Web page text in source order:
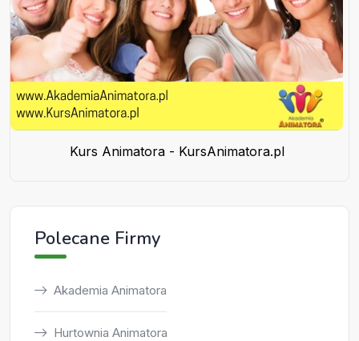
Kurs Animatora - KursAnimatora.pl
Polecane Firmy
Akademia Animatora
Hurtownia Animatora